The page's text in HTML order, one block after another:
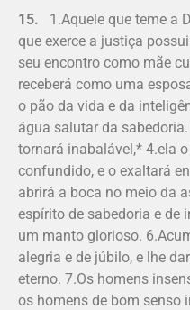
15. 1.Aquele que teme a
que exerce a justiça
seu encontro como mãe
receberá como uma
o pão da vida e da
água salutar da
tornará inabalável,* 4.ela
confundido, e o exaltará
abrirá a boca no meio da
espírito de sabedoria e de
um manto glorioso.
alegria e de júbilo, e lhe
eterno. 7.Os homens
os homens de bom senso